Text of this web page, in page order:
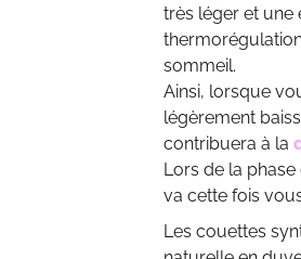
très léger et une
sommeil.
Ainsi, lorsque
légèrement
contribuera à la
Lors de la
va cette fois
Les couettes